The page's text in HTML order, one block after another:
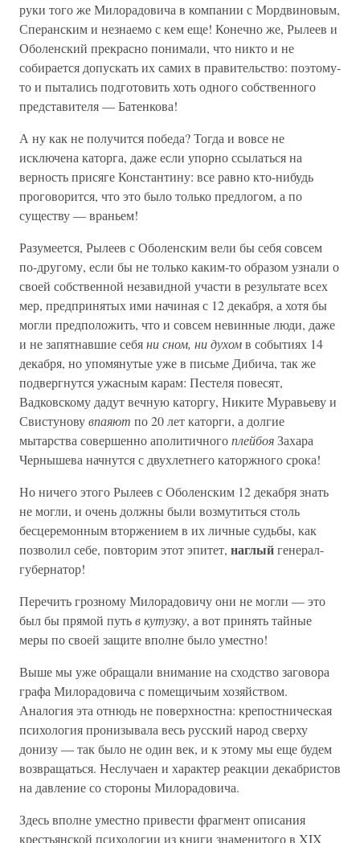
руки того же Милорадовича в компании с Мордвиновым,
Сперанским и незнаемо с кем еще! Конечно же, Рылеев и
Оболенский прекрасно понимали, что никто и не
собирается допускать их самих в правительство: поэтому-
то и пытались подготовить хоть одного собственного
представителя — Батенкова!
А ну как не получится победа? Тогда и вовсе не
исключена каторга, даже если упорно ссылаться на
верность присяге Константину: все равно кто-нибудь
проговорится, что это было только предлогом, а по
существу — враньем!
Разумеется, Рылеев с Оболенским вели бы себя совсем
по-другому, если бы не только каким-то образом узнали о
своей собственной незавидной участи в результате всех
мер, предпринятых ими начиная с 12 декабря, а хотя бы
могли предположить, что и совсем невинные люди, даже
и не запятнавшие себяни сном, ни духомв событиях 14
декабря, но упомянутые уже в письме Дибича, так же
подвергнутся ужасным карам: Пестеля повесят,
Вадковскому дадут вечную каторгу, Никите Муравьеву и
Свистуновувпаяют по 20 лет каторги, а долгие
мытарства совершенно аполитичногоплейбояЗахара
Чернышева начнутся с двухлетнего каторжного срока!
Но ничего этого Рылеев с Оболенским 12 декабря знать
не могли, и очень должны были возмутиться столь
бесцеремонным вторжением в их личные судьбы, как
позволил себе, повторим этот эпитет, наглыйгенерал-
губернатор!
Перечить грозному Милорадовичу они не могли — это
был бы прямой путьв кутузку, а вот принять тайные
меры по своей защите вполне было уместно!
Выше мы уже обращали внимание на сходство заговора
графа Милорадовича с помещичьим хозяйством.
Аналогия эта отнюдь не поверхностна: крепостническая
психология пронизывала весь русский народ сверху
донизу — так было не один век, и к этому мы еще будем
возвращаться. Неслучаен и характер реакции декабристов
на давление со стороны Милорадовича.
Здесь вполне уместно привести фрагмент описания
крестьянской психологии из книги знаменитого в XIX